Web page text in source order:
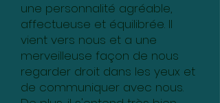
une personnalité agréable,
affectueuse et équilibrée. Il
vient vers nous et a une
merveilleuse façon de nous
regarder droit dans les yeux et
de communiquer avec nous.